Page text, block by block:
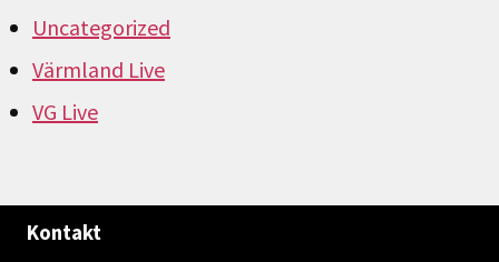
Uncategorized
Värmland Live
VG Live
Kontakt